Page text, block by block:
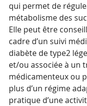
qui permet de
métabolisme des
Elle peut être
cadre d’un suivi
diabète de type2
et/ou associée à un
médicamenteux ou
plus d’un régime
pratique d’une